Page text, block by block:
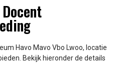
Havo Mavo Vbo Lwoo, locatie
Bekijk hieronder de details